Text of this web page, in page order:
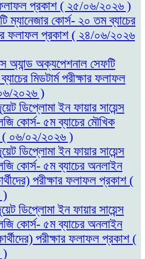
ফলাফল প্রকাশ ( ২৫/০৬/২০২৬ )
ম্যানেজার কোর্স- ২০ তম ব্যাচের
ফলাফল প্রকাশ ( ২৪/০৬/২০২৬
অ্যান্ড অক্যপেশনাল সেফটি
মিডটার্ম পরীক্ষার ফলাফল
২০২৬ )
ডিপ্লোমা ইন ফায়ার সায়েন্স
কোর্স- ৫ম ব্যাচের মৌখিক
( ০৬/০২/২০২৬ )
ডিপ্লোমা ইন ফায়ার সায়েন্স
কোর্স- ৫ম ব্যাচের অনলাইন
পরীক্ষার ফলাফল প্রকাশ (
)
ডিপ্লোমা ইন ফায়ার সায়েন্স
কোর্স- ৫ম ব্যাচের অনলাইন
পরীক্ষার ফলাফল প্রকাশ (
)